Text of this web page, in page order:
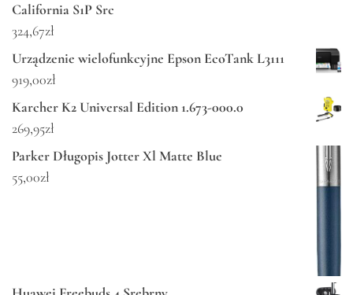
California S1P Src
324,67zł
Urządzenie wielofunkcyjne Epson EcoTank L3111
919,00zł
Karcher K2 Universal Edition 1.673-000.0
269,95zł
Parker Długopis Jotter Xl Matte Blue
55,00zł